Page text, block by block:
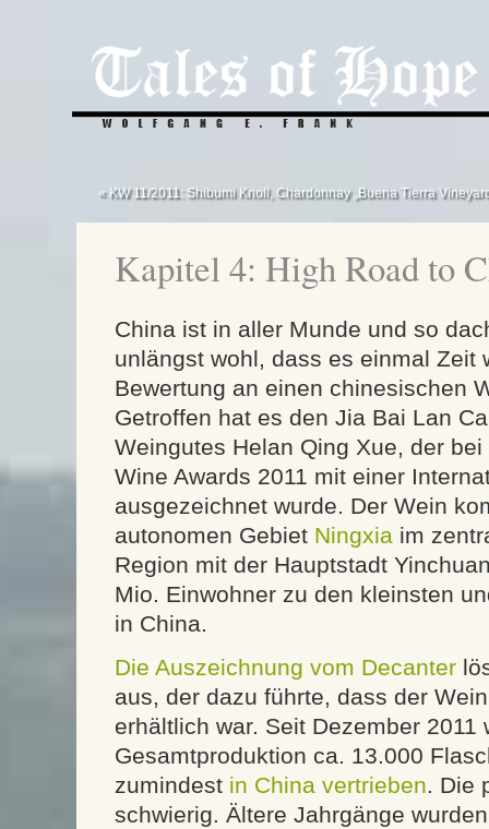
« KW 11/2011: Shibumi Knoll, Chardonnay „Buena Tierra
Kapitel 4: High Road to
China ist in aller Munde und so
unlängst wohl, dass es einmal Zeit
Bewertung an einen chinesischen
Getroffen hat es den Jia Bai Lan
Weingutes Helan Qing Xue, der
Wine Awards 2011 mit einer
ausgezeichnet wurde. Der Wein
autonomen Gebiet Ningxia im
Region mit der Hauptstadt
Mio. Einwohner zu den kleinsten
in China.
Die Auszeichnung vom Decanter
aus, der dazu führte, dass der
erhältlich war. Seit Dezember 2011
Gesamtproduktion ca. 13.000
zumindest in China vertrieben. Die
schwierig. Ältere Jahrgänge